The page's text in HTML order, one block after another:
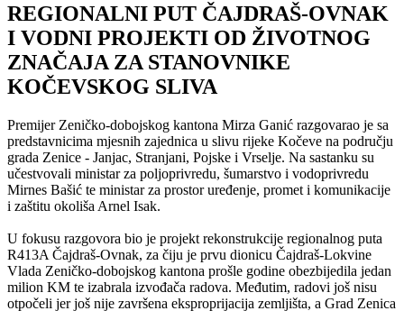
REGIONALNI PUT ČAJDRAŠ-OVNAK
I VODNI PROJEKTI OD ŽIVOTNOG
ZNAČAJA ZA STANOVNIKE
KOČEVSKOG SLIVA
Premijer Zeničko-dobojskog kantona Mirza Ganić razgovarao je sa
predstavnicima mjesnih zajednica u slivu rijeke Kočeve na području
grada Zenice - Janjac, Stranjani, Pojske i Vrselje. Na sastanku su
učestvovali ministar za poljoprivredu, šumarstvo i vodoprivredu
Mirnes Bašić te ministar za prostor uređenje, promet i komunikacije
i zaštitu okoliša Arnel Isak.
U fokusu razgovora bio je projekt rekonstrukcije regionalnog puta
R413A Čajdraš-Ovnak, za čiju je prvu dionicu Čajdraš-Lokvine
Vlada Zeničko-dobojskog kantona prošle godine obezbijedila jedan
milion KM te izabrala izvođača radova. Međutim, radovi još nisu
otpočeli jer još nije završena eksproprijacija zemljišta, a Grad Zenica